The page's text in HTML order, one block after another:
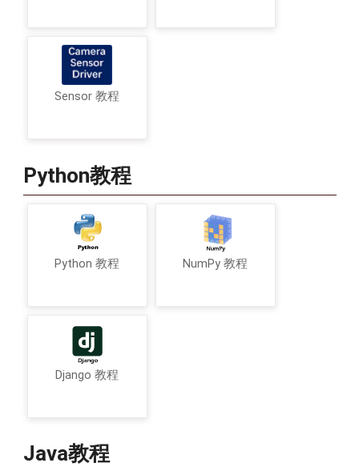
Sensor 教程
Python教程
Python 教程 NumPy 教程
Django 教程
Java教程